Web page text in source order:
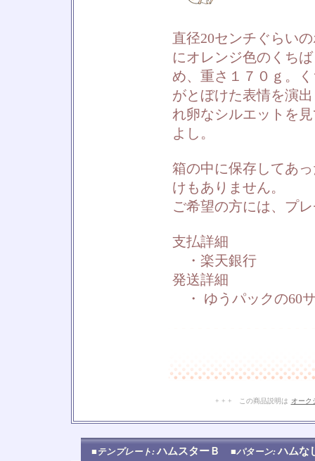
直径20センチぐらい
にオレンジ色のくち
め、重さ１７０ｇ。
がとぼけた表情を演
れ卵なシルエットを
よし。
箱の中に保存してあ
けもありません。
ご希望の方には、プ
支払詳細
・楽天銀行
発送詳細
・ ゆうパックの60
+ + + この商品説明は オーク
■テンプレート:ハムスターＢ ■パターン:ハム